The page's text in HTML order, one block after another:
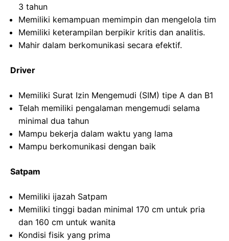
3 tahun
Memiliki kemampuan memimpin dan mengelola tim
Memiliki keterampilan berpikir kritis dan analitis.
Mahir dalam berkomunikasi secara efektif.
Driver
Memiliki Surat Izin Mengemudi (SIM) tipe A dan B1
Telah memiliki pengalaman mengemudi selama
minimal dua tahun
Mampu bekerja dalam waktu yang lama
Mampu berkomunikasi dengan baik
Satpam
Memiliki ijazah Satpam
Memiliki tinggi badan minimal 170 cm untuk pria
dan 160 cm untuk wanita
Kondisi fisik yang prima